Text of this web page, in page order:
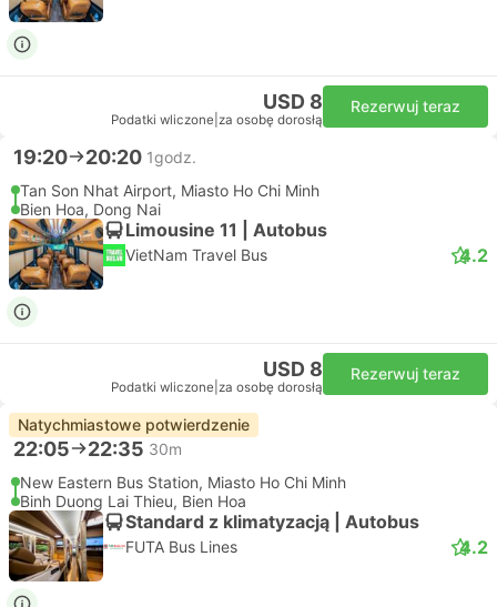
USD 8
Podatki wliczone za osobę dorosłą
Rezerwuj teraz
19:20 20:20 1godz.
Tan Son Nhat Airport, Miasto Ho Chi Minh
Bien Hoa, Dong Nai
Limousine 11 | Autobus
VietNam Travel Bus 4.2
USD 8
Podatki wliczone za osobę dorosłą
Rezerwuj teraz
Natychmiastowe potwierdzenie
22:05 22:35 30m
New Eastern Bus Station, Miasto Ho Chi Minh
Binh Duong Lai Thieu, Bien Hoa
Standard z klimatyzacją | Autobus
FUTA Bus Lines 4.2